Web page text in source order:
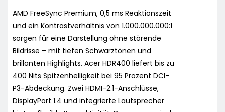
AMD FreeSync Premium, 0,5 ms Reaktionszeit
und ein Kontrastverhältnis von 1.000.000.000:1
sorgen für eine Darstellung ohne störende
Bildrisse – mit tiefen Schwarztönen und
brillanten Highlights. Acer HDR400 liefert bis zu
400 Nits Spitzenhelligkeit bei 95 Prozent DCI-
P3-Abdeckung. Zwei HDMI-2.1-Anschlüsse,
DisplayPort 1.4 und integrierte Lautsprecher